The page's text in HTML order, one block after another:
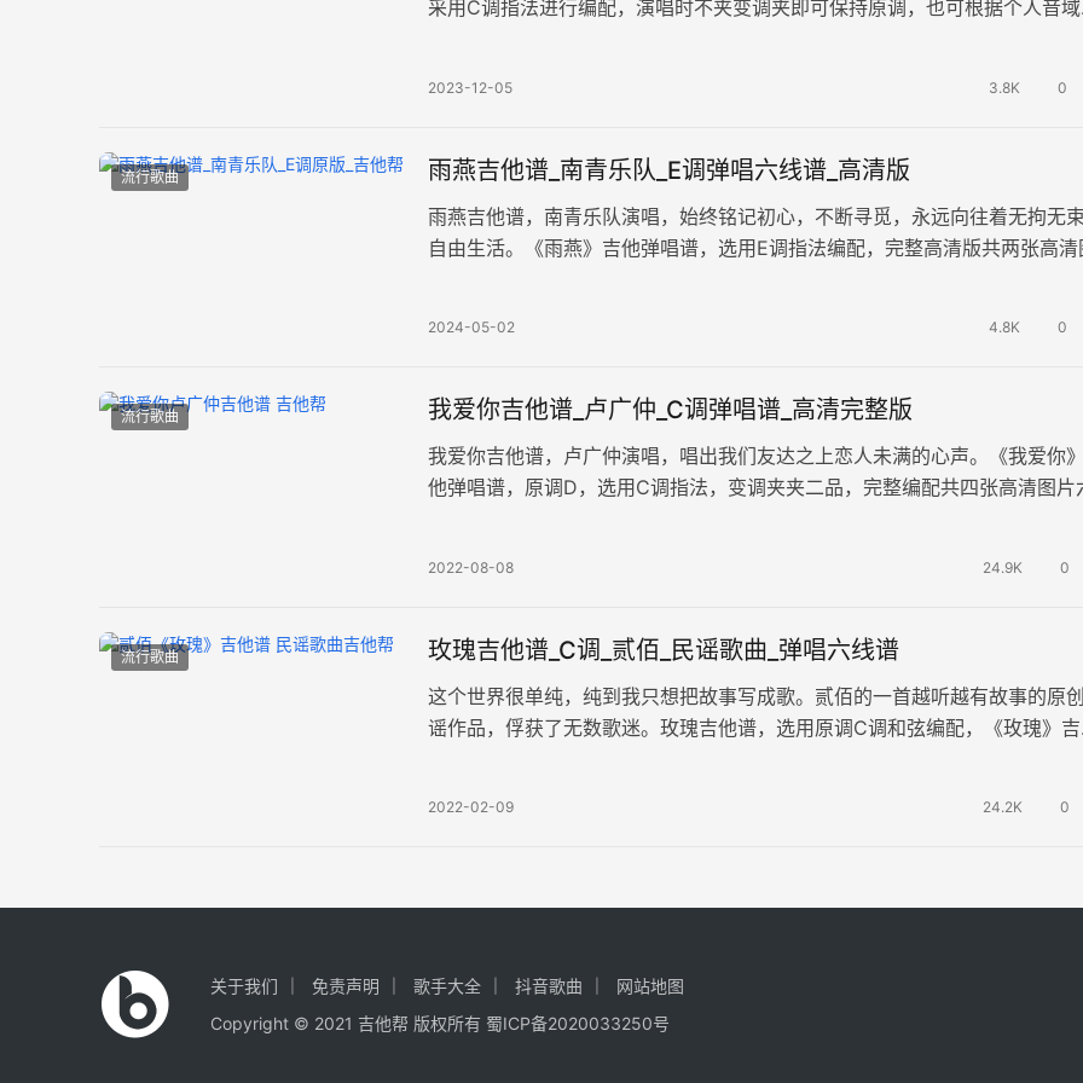
采用C调指法进行编配，演唱时不夹变调夹即可保持原调，也可根据个人音域
2023-12-05 3.8K 0
流行歌曲 雨燕吉他谱_南青乐队_E调弹唱六线谱_高清版
雨燕吉他谱，南青乐队演唱，始终铭记初心，不断寻觅，永远向往着无拘无
自由生活。《雨燕》吉他弹唱谱，选用E调指法编配，完整高清版共两张高清
2024-05-02 4.8K 0
流行歌曲 我爱你吉他谱_卢广仲_C调弹唱谱_高清完整版
我爱你吉他谱，卢广仲演唱，唱出我们友达之上恋人未满的心声。《我爱你
他弹唱谱，原调D，选用C调指法，变调夹夹二品，完整编配共四张高清图片
2022-08-08 24.9K 0
流行歌曲 玫瑰吉他谱_C调_贰佰_民谣歌曲_弹唱六线谱
这个世界很单纯，纯到我只想把故事写成歌。贰佰的一首越听越有故事的原
谣作品，俘获了无数歌迷。玫瑰吉他谱，选用原调C调和弦编配，《玫瑰》吉
2022-02-09 24.2K 0
关于我们 免责声明 歌手大全 抖音歌曲
网站地图
Copyright © 2021 吉他帮 版权所有 蜀ICP备2020033250号